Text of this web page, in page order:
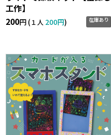
工作】
200円 (１人 200円) 在庫あり